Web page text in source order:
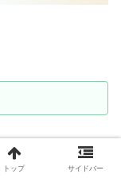
遊戯王 OCG
トップ サイドバー